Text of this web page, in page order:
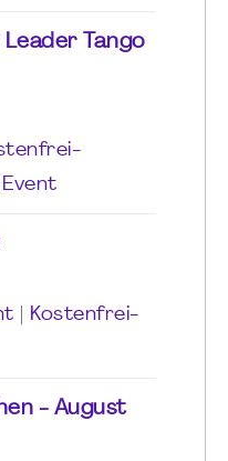
Tango
Kostenfrei-
- August